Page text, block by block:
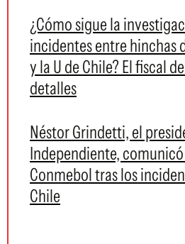
¿Cómo sigue la
incidentes entre hinchas
y la U de Chile? El fiscal
detalles
Néstor Grindetti, el
Independiente,
Conmebol tras los
Chile